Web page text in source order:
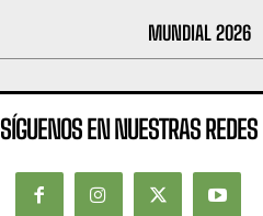
MUNDIAL 2026
SÍGUENOS EN NUESTRAS REDES